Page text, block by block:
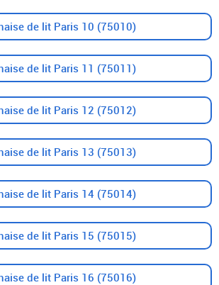
de lit Paris 10 (75010)
de lit Paris 11 (75011)
de lit Paris 12 (75012)
de lit Paris 13 (75013)
de lit Paris 14 (75014)
de lit Paris 15 (75015)
de lit Paris 16 (75016)